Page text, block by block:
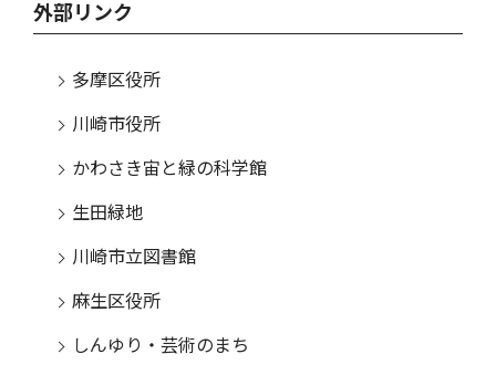
外部リンク
多摩区役所
川崎市役所
かわさき宙と緑の科学館
生田緑地
川崎市立図書館
麻生区役所
しんゆり・芸術のまち